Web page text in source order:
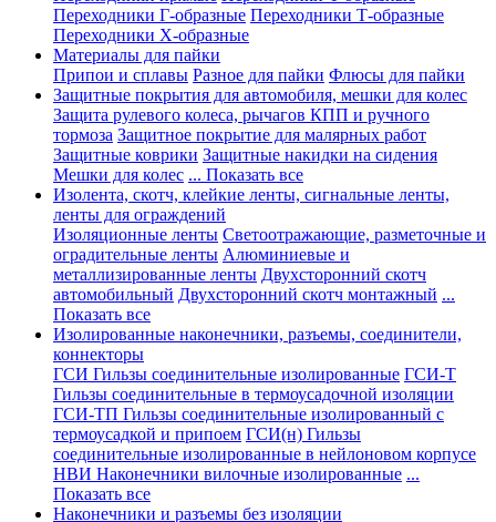
Переходники Г-образные Переходники Т-образные
Переходники Х-образные
Материалы для пайки
Припои и сплавы Разное для пайки Флюсы для пайки
Защитные покрытия для автомобиля, мешки для колес
Защита рулевого колеса, рычагов КПП и ручного
тормоза Защитное покрытие для малярных работ
Защитные коврики Защитные накидки на сидения
Мешки для колес ... Показать все
Изолента, скотч, клейкие ленты, сигнальные ленты,
ленты для ограждений
Изоляционные ленты Светоотражающие, разметочные и
оградительные ленты Алюминиевые и
металлизированные ленты Двухсторонний скотч
автомобильный Двухсторонний скотч монтажный ...
Показать все
Изолированные наконечники, разъемы, соединители,
коннекторы
ГСИ Гильзы соединительные изолированные ГСИ-Т
Гильзы соединительные в термоусадочной изоляции
ГСИ-ТП Гильзы соединительные изолированный с
термоусадкой и припоем ГСИ(н) Гильзы
соединительные изолированные в нейлоновом корпусе
НВИ Наконечники вилочные изолированные ...
Показать все
Наконечники и разъемы без изоляции